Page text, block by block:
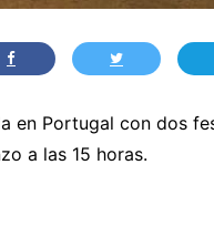
en Portugal con dos
a las 15 horas.